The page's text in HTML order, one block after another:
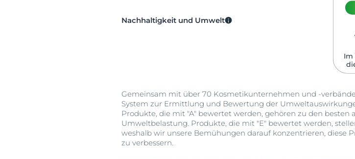
Nachhaltigkeit und Umwelt
Im
Gemeinsam mit über 70 Kosmetikunternehmen und -
System zur Ermittlung und Bewertung der
Produkte, die mit "A" bewertet werden, gehören zu den
Umweltbelastung. Produkte, die mit "E" bewertet werden,
weshalb wir unsere Bemühungen darauf konzentrieren, diese
zu verbessern.